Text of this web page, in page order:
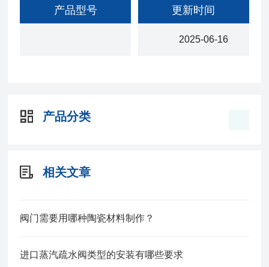
帽锁定所需位置。
产品型号 更新时间
2025-06-16
产品分类
相关文章
阀门需要用哪种陶瓷材料制作？
进口蒸汽疏水阀类型的安装有哪些要求